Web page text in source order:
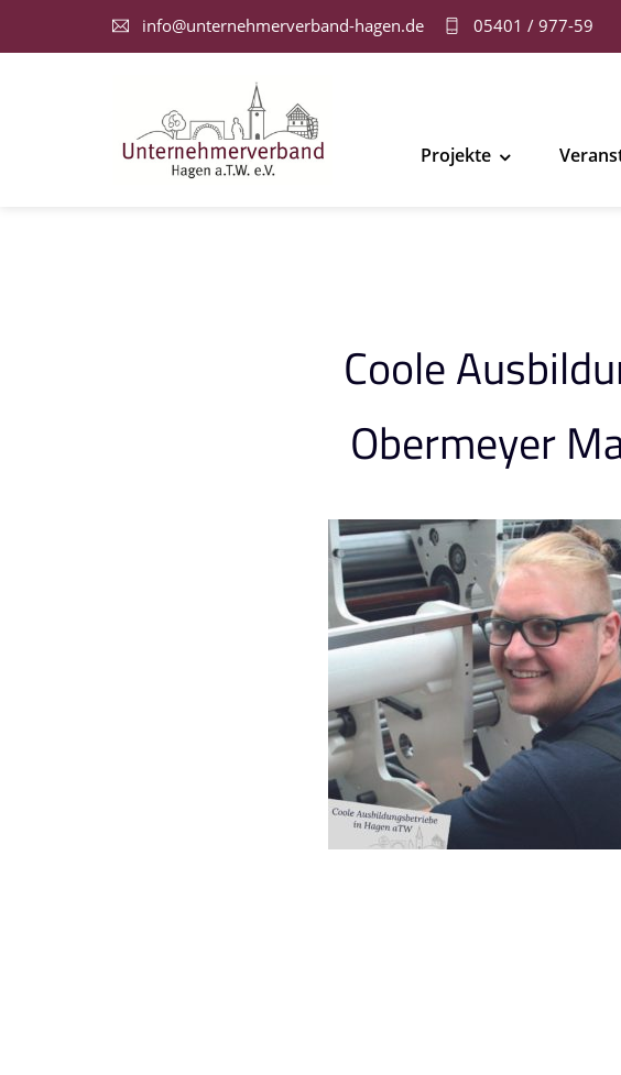
info@unternehmerverband-hagen.de 05401 / 977-59
Projekte
Coole
Obermeyer